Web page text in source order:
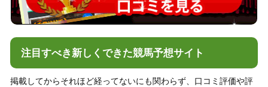
注目すべき新しくできた競馬予想サイト
掲載してからそれほど経ってないにも関わらず、口コミ評価や評